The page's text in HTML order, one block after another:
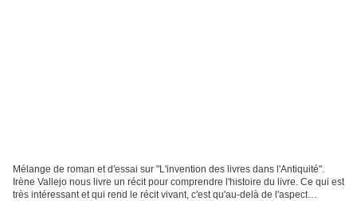
Mélange de roman et d'essai sur "L'invention des livres dans l'Antiquité".
Irène Vallejo nous livre un récit pour comprendre l'histoire du livre. Ce qui est
très intéressant et qui rend le récit vivant, c'est qu'au-delà de l'aspect